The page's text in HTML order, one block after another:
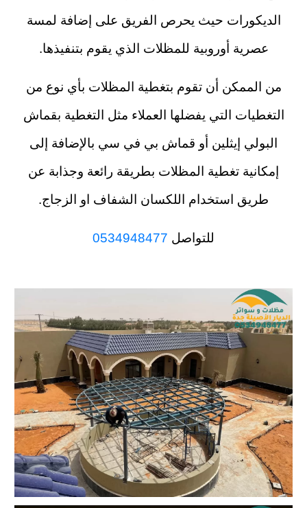
الديكورات حيث يحرص الفريق على إضافة لمسة
عصرية أوروبية للمظلات الذي يقوم بتنفيذها.
من الممكن أن تقوم بتغطية المظلات بأي نوع من
التغطيات التي يفضلها العملاء مثل التغطية بقماش
البولي إيثلين أو قماش بي في سي بالإضافة إلى
إمكانية تغطية المظلات بطريقة رائعة وجذابة عن
طريق استخدام اللكسان الشفاف او الزجاج.
للتواصل 0534948477